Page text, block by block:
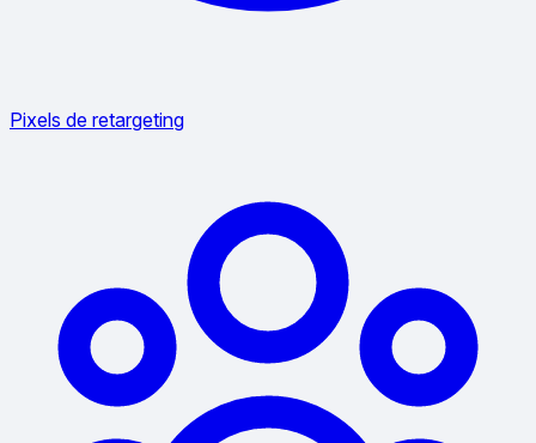
Pixels de retargeting